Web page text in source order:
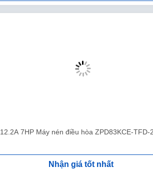
12.2A 7HP Máy nén điều hòa ZPD83KCE-TFD-
Nhận giá tốt nhất